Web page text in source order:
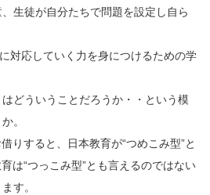
生徒が自分たちで問題を設定し自ら
対応していく力を身につけるための学
どういうことだろうか・・という模
。
りすると、日本教育が“つめこみ型”と
は“つっこみ型”とも言えるのではない
す。